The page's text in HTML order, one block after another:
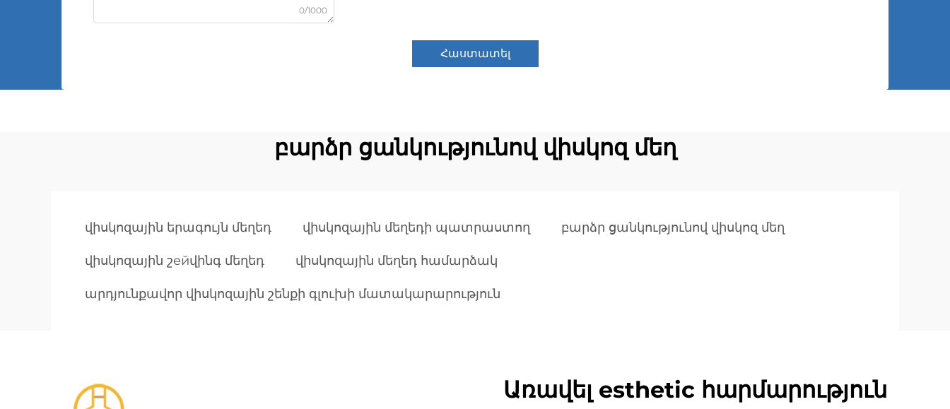
0/1000
Հաստատել
բարձր ցանկությունով վիսկոզ մեղ
վիսկոզային երագույն մեղեդ վիսկոզային մեղեդի պատրաստող բարձր ցանկությունով վիսկոզ մեղ
վիսկոզային շейվինգ մեղեդ վիսկոզային մեղեդ համարձակ
արդյունքավոր վիսկոզային շենքի գլուխի մատակարարություն
Առավել esthetic հարմարություն